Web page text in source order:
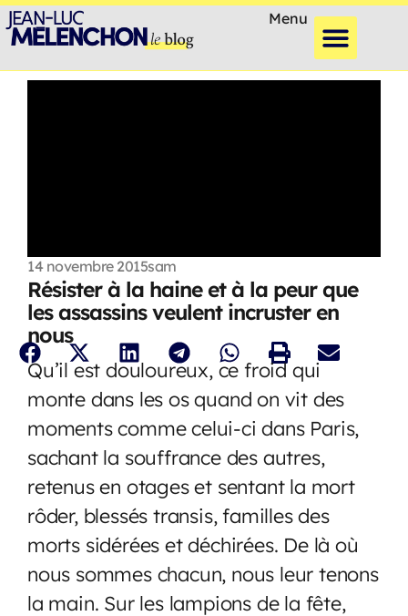
Menu
14 novembre 2015sam
Résister à la haine et à la peur que
les assassins veulent incruster en
nous
Qu’il est douloureux, ce froid qui
monte dans les os quand on vit des
moments comme celui-ci dans Paris,
sachant la souffrance des autres,
retenus en otages et sentant la mort
rôder, blessés transis, familles des
morts sidérées et déchirées. De là où
nous sommes chacun, nous leur tenons
la main. Sur les lampions de la fête,